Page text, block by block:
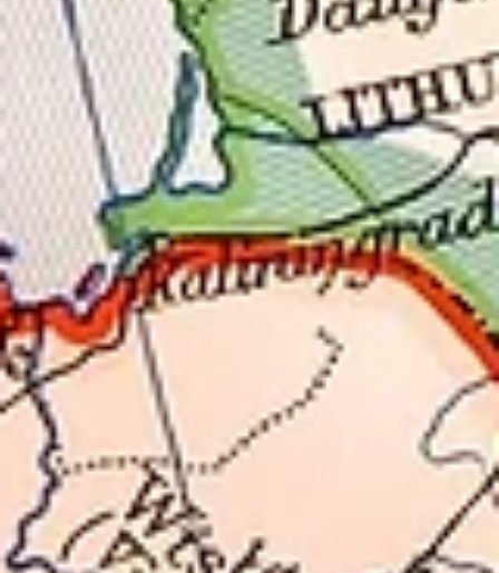
26 sep 2018
Vraag vóór 1 oktober btw uit EU terug
Heb je vorig jaar in de EU btw betaald op zakelijke uitgaven,
vergeet deze dan niet tijdig terug te vragen. Dit kan in beginsel
1...